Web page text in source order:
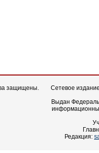
защищены.
Сетевое
Выдан
Редакция: